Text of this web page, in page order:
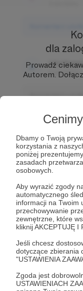
Dbamy o Twoją
korzystania z
poniżej
zasadach
osobowych.
Aby wyrazić zgody
automatycznego
informacji na Twoim
przechowywanie
zewnętrzne, które
kliknij AKCEPTUJĘ I
Jeśli chcesz
dotyczące zbierania
"USTAWIENIA
Zgoda jest
USTAWIENIACH
3 dni temu
Komentarz
3 dni temu
Komentarz
dla
Prowadź
Autorem.